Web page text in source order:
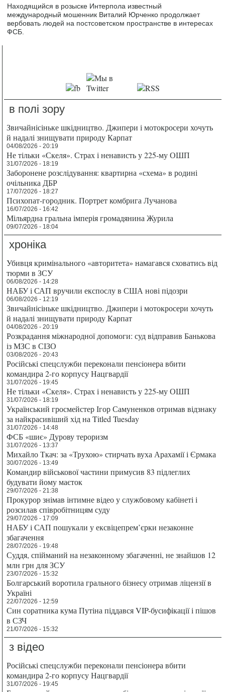
Находящийся в розыске Интерпола известный
международный мошенник Виталий Юрченко продолжает
вербовать людей на постсоветском пространстве в интересах
ФСБ.
в полі зору
Звичайнісіньке шкідництво. Джипери і мотокросери хочуть
й надалі знищувати природу Карпат
04/08/2026 - 20:19
Не тільки «Скеля». Страх і ненависть у 225-му ОШП
31/07/2026 - 18:19
Заборонене розслідування: квартирна «схема» в родині
очільника ДБР
17/07/2026 - 18:27
Психопат-городник. Портрет комбрига Лучанова
16/07/2026 - 16:42
Мільярдна гральна імперія громадянина Журила
09/07/2026 - 18:04
хроніка
Убивця кримінального «авторитета» намагався сховатись від
тюрми в ЗСУ
06/08/2026 - 14:28
НАБУ і САП вручили експослу в США нові підозри
06/08/2026 - 12:19
Звичайнісіньке шкідництво. Джипери і мотокросери хочуть
й надалі знищувати природу Карпат
04/08/2026 - 20:19
Розкрадання міжнародної допомоги: суд відправив Банькова
із МЗС в СІЗО
03/08/2026 - 20:43
Російські спецслужби переконали пенсіонера вбити
командира 2-го корпусу Нацгвардії
31/07/2026 - 19:45
Не тільки «Скеля». Страх і ненависть у 225-му ОШП
31/07/2026 - 18:19
Український гросмейстер Ігор Самуненков отримав відзнаку
за найкрасивіший хід на Titled Tuesday
31/07/2026 - 14:48
ФСБ «шиє» Дурову тероризм
31/07/2026 - 13:37
Михайло Ткач: за «Трухою» стирчать вуха Арахамії і Єрмака
30/07/2026 - 13:49
Командир військової частини примусив 83 підлеглих
будувати йому маєток
29/07/2026 - 21:38
Прокурор знімав інтимне відео у службовому кабінеті і
розсилав співробітницям суду
29/07/2026 - 17:09
НАБУ і САП пошукали у ексвіцепрем’єрки незаконне
збагачення
28/07/2026 - 19:48
Суддя, спійманий на незаконному збагаченні, не знайшов 12
млн грн для ЗСУ
23/07/2026 - 15:32
Болгарський воротила грального бізнесу отримав ліцензії в
Україні
22/07/2026 - 12:59
Син соратника кума Путіна піддався VIP-бусифікації і пішов
в СЗЧ
21/07/2026 - 15:32
з відео
Російські спецслужби переконали пенсіонера вбити
командира 2-го корпусу Нацгвардії
31/07/2026 - 19:45